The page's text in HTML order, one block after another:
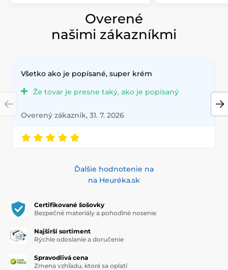
Overené
našimi zákazníkmi
Všetko ako je popísané, super krém
Že tovar je presne taký, ako je popísaný
Overený zákazník, 31. 7. 2026
Ďalšie hodnotenie na
na Heuréka.sk
Certifikované šošovky
Bezpečné materiály a pohodlné nosenie
Najširší sortiment
Rýchle odoslanie a doručenie
Spravodlivá cena
Zmena vzhľadu, ktorá sa oplatí